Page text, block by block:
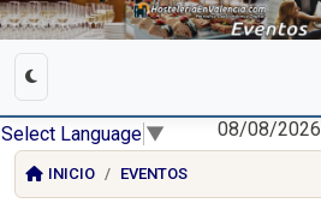
Select Language ▼ 08/08/2026
INICIO EVENTOS